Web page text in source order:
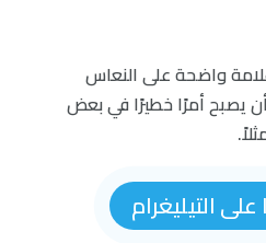
واضحة على النعاس
يصبح أمرًا خطيرًا في بعض
على التيليغرام